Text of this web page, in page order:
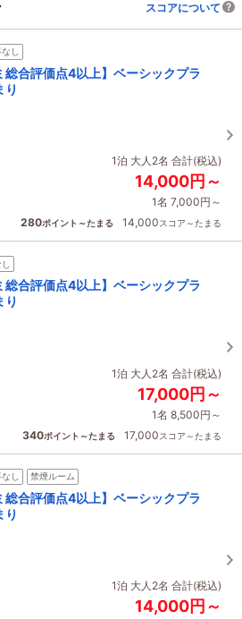
スコアについて
し
総合評価点4以上】ベーシックプラ
1泊 大人2名 合計(税込)
14,000円～
1名 7,000円～
280ポイント～たまる 14,000スコア～たまる
総合評価点4以上】ベーシックプラ
1泊 大人2名 合計(税込)
17,000円～
1名 8,500円～
340ポイント～たまる 17,000スコア～たまる
し 禁煙ルーム
総合評価点4以上】ベーシックプラ
1泊 大人2名 合計(税込)
14,000円～